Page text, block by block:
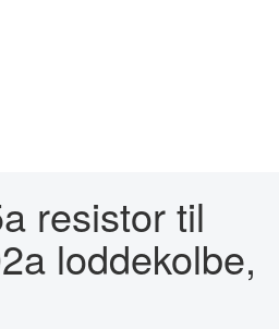
resistor til
loddekolbe,